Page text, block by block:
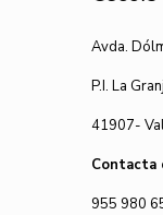
Avda.
P.I. La
41907-
Contacta
955 980